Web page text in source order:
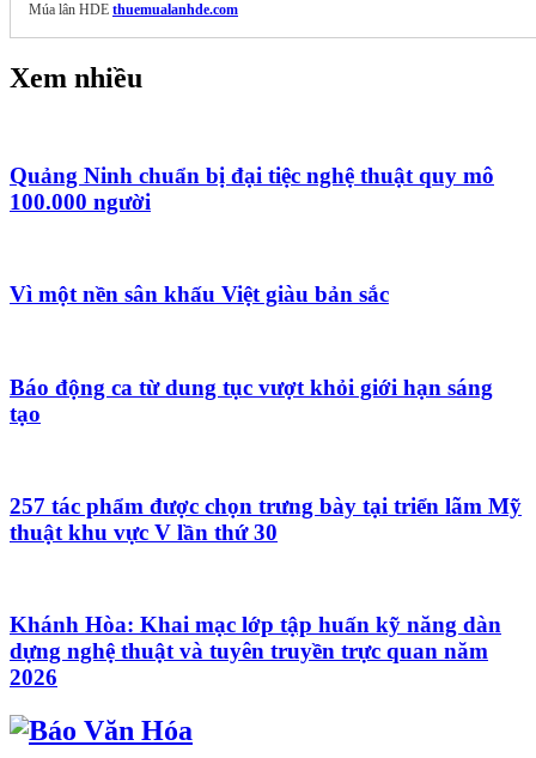
Múa lân HDE thuemualanhde.com
Xem nhiều
Quảng Ninh chuẩn bị đại tiệc nghệ thuật quy mô
100.000 người
Vì một nền sân khấu Việt giàu bản sắc
Báo động ca từ dung tục vượt khỏi giới hạn sáng
tạo
257 tác phẩm được chọn trưng bày tại triển lãm Mỹ
thuật khu vực V lần thứ 30
Khánh Hòa: Khai mạc lớp tập huấn kỹ năng dàn
dựng nghệ thuật và tuyên truyền trực quan năm
2026